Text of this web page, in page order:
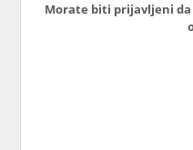
Morate biti prijavljeni